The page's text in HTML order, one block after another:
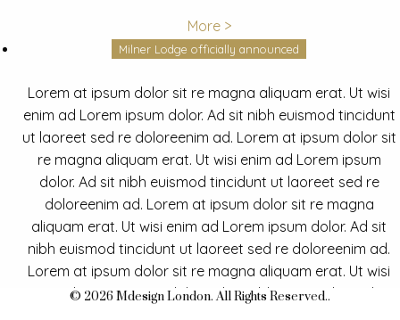
More >
Milner Lodge officially announced
Lorem at ipsum dolor sit re magna aliquam erat. Ut wisi
enim ad Lorem ipsum dolor. Ad sit nibh euismod tincidunt
ut laoreet sed re doloreenim ad. Lorem at ipsum dolor sit
re magna aliquam erat. Ut wisi enim ad Lorem ipsum
dolor. Ad sit nibh euismod tincidunt ut laoreet sed re
doloreenim ad. Lorem at ipsum dolor sit re magna
aliquam erat. Ut wisi enim ad Lorem ipsum dolor. Ad sit
nibh euismod tincidunt ut laoreet sed re doloreenim ad.
Lorem at ipsum dolor sit re magna aliquam erat. Ut wisi
enim ad Lorem ipsum dolor. Ad sit nibh euismod tincidunt
© 2026 Mdesign London. All Rights Reserved..